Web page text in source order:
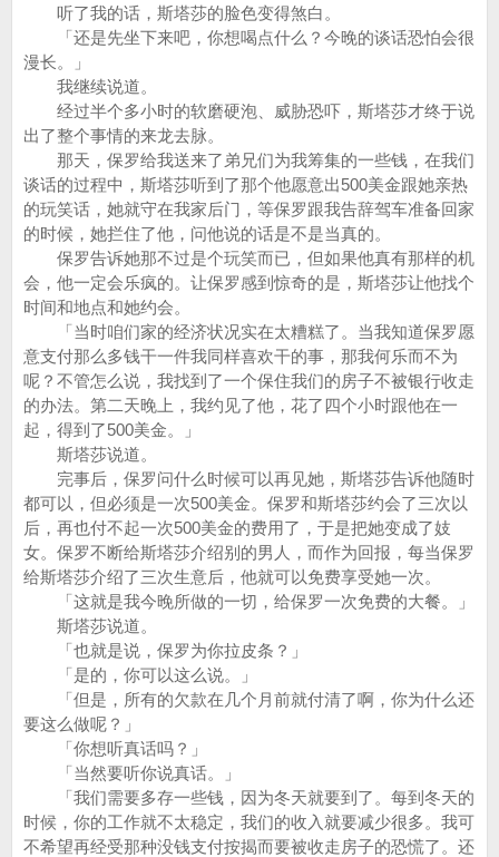
听了我的话，斯塔莎的脸色变得煞白。
「还是先坐下来吧，你想喝点什么？今晚的谈话恐怕会很
漫长。」
我继续说道。
经过半个多小时的软磨硬泡、威胁恐吓，斯塔莎才终于说
出了整个事情的来龙去脉。
那天，保罗给我送来了弟兄们为我筹集的一些钱，在我们
谈话的过程中，斯塔莎听到了那个他愿意出500美金跟她亲热
的玩笑话，她就守在我家后门，等保罗跟我告辞驾车准备回家
的时候，她拦住了他，问他说的话是不是当真的。
保罗告诉她那不过是个玩笑而已，但如果他真有那样的机
会，他一定会乐疯的。让保罗感到惊奇的是，斯塔莎让他找个
时间和地点和她约会。
「当时咱们家的经济状况实在太糟糕了。当我知道保罗愿
意支付那么多钱干一件我同样喜欢干的事，那我何乐而不为
呢？不管怎么说，我找到了一个保住我们的房子不被银行收走
的办法。第二天晚上，我约见了他，花了四个小时跟他在一
起，得到了500美金。」
斯塔莎说道。
完事后，保罗问什么时候可以再见她，斯塔莎告诉他随时
都可以，但必须是一次500美金。保罗和斯塔莎约会了三次以
后，再也付不起一次500美金的费用了，于是把她变成了妓
女。保罗不断给斯塔莎介绍别的男人，而作为回报，每当保罗
给斯塔莎介绍了三次生意后，他就可以免费享受她一次。
「这就是我今晚所做的一切，给保罗一次免费的大餐。」
斯塔莎说道。
「也就是说，保罗为你拉皮条？」
「是的，你可以这么说。」
「但是，所有的欠款在几个月前就付清了啊，你为什么还
要这么做呢？」
「你想听真话吗？」
「当然要听你说真话。」
「我们需要多存一些钱，因为冬天就要到了。每到冬天的
时候，你的工作就不太稳定，我们的收入就要减少很多。我可
不希望再经受那种没钱支付按揭而要被收走房子的恐慌了。还